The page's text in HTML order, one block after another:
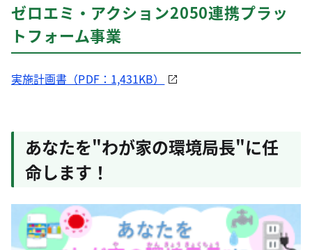
ゼロエミ・アクション2050連携プラッ
トフォーム事業
実施計画書（PDF：1,431KB）
あなたを"わが家の環境局長"に任
命します！